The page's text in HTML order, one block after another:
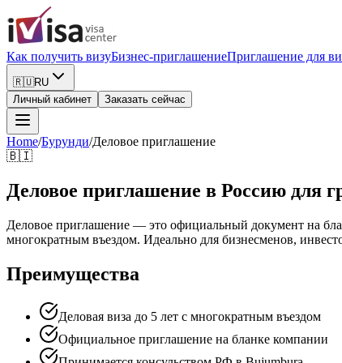
Как получить визуБизнес-приглашениеПриглашение для
🇷🇺RU
Личный кабинет
Заказать сейчас
Home/Бурунди/Деловое приглашение
🇧🇮
Деловое приглашение в Россию для
Деловое приглашение — это официальный документ на
многократным въездом. Идеально для бизнесменов,
Преимущества
Деловая виза до 5 лет с многократным въездом
Официальное приглашение на бланке компании